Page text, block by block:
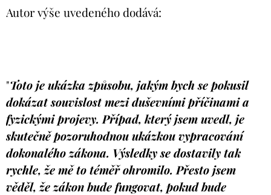
Autor výše uvedeného dodává:
"Toto je ukázka způsobu, jakým bych se pokusil
dokázat souvislost mezi duševními příčinami a
fyzickými projevy. Případ, který jsem uvedl, je
skutečně pozoruhodnou ukázkou vypracování
dokonalého zákona. Výsledky se dostavily tak
rychle, že mě to téměř ohromilo. Přesto jsem
věděl, že zákon bude fungovat, pokud bude